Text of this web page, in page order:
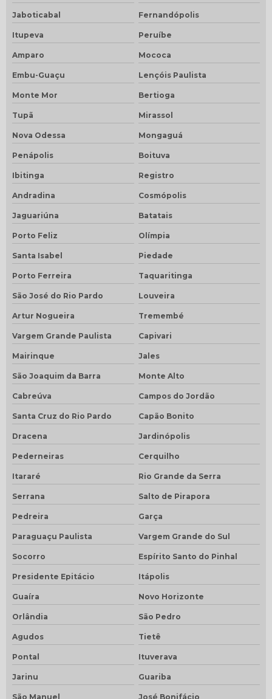
Jaboticabal Fernandópolis
Itupeva Peruíbe
Amparo Mococa
Embu-Guaçu Lençóis Paulista
Monte Mor Bertioga
Tupã Mirassol
Nova Odessa Mongaguá
Penápolis Boituva
Ibitinga Registro
Andradina Cosmópolis
Jaguariúna Batatais
Porto Feliz Olímpia
Santa Isabel Piedade
Porto Ferreira Taquaritinga
São José do Rio Pardo Louveira
Artur Nogueira Tremembé
Vargem Grande Paulista Capivari
Mairinque Jales
São Joaquim da Barra Monte Alto
Cabreúva Campos do Jordão
Santa Cruz do Rio Pardo Capão Bonito
Dracena Jardinópolis
Pederneiras Cerquilho
Itararé Rio Grande da Serra
Serrana Salto de Pirapora
Pedreira Garça
Paraguaçu Paulista Vargem Grande do Sul
Socorro Espírito Santo do Pinhal
Presidente Epitácio Itápolis
Guaíra Novo Horizonte
Orlândia São Pedro
Agudos Tietê
Pontal Ituverava
Jarinu Guariba
São Manuel José Bonifácio